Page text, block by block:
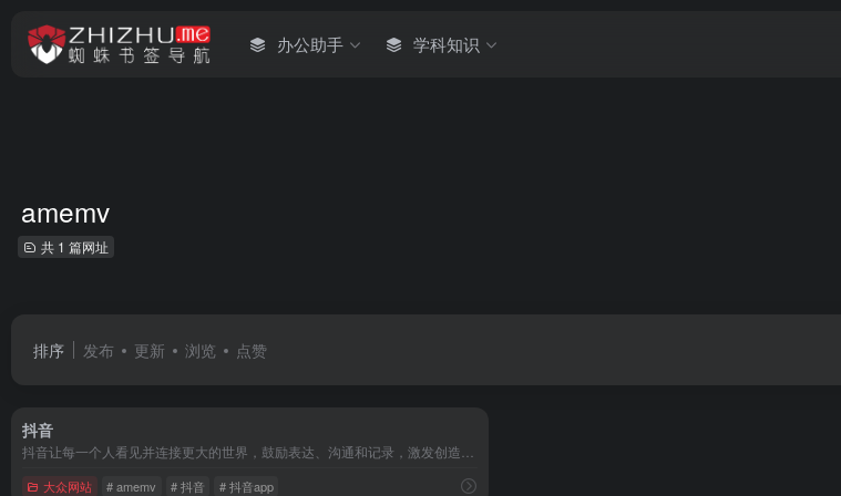
办公助手 学科知识
amemv
共 1 篇网址
排序 发布 更新 浏览 点赞
抖音
大众网站 # amemv # 抖音 # 抖音app